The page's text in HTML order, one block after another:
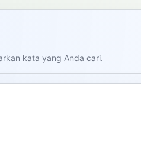
Indonesia saat
kata yang Anda cari.